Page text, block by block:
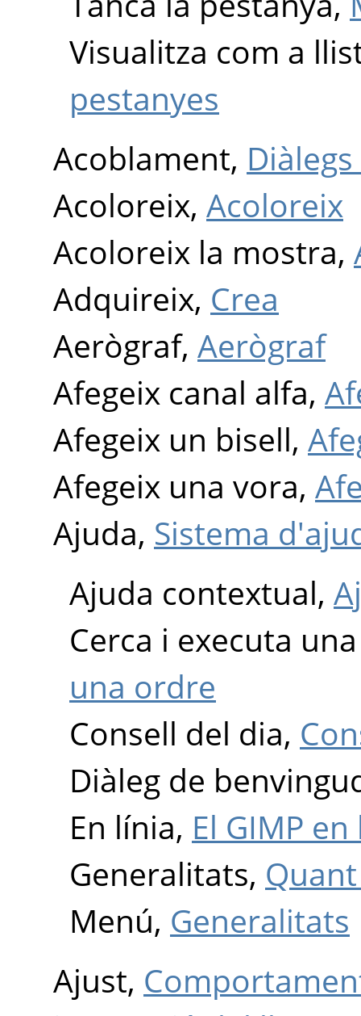
Visualitza com a
pestanyes
Acoblament,
Acoloreix, Acoloreix
Acoloreix la mostra,
Adquireix, Crea
Aerògraf, Aerògraf
Afegeix canal alfa,
Afegeix un bisell,
Afegeix una vora,
Ajuda, Sistema
Ajuda contextual,
Cerca i executa
una ordre
Consell del dia,
Diàleg de
En línia, El GIMP
Generalitats,
Menú, Generalitats
Ajust,